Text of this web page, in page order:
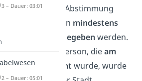
Damit die Abstimmung
gültig war, mussten mindestens
6000 Stimmen abgegeben werden.
: Die Person, dieam
genannt wurde, wurde
– Dauer: 03:01
– Dauer: 05:01